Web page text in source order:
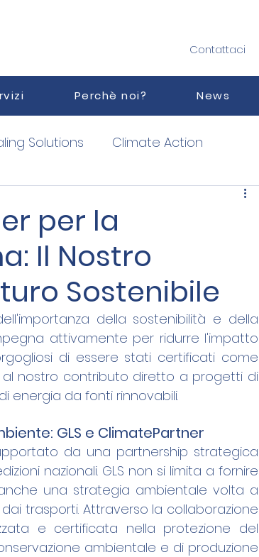
Contattaci
Perchè noi? News
Solutions Climate Action
per la
Il Nostro
Sostenibile
della sostenibilità e della
attivamente per ridurre l'impatto
di essere stati certificati come
al nostro contributo diretto a progetti di
energia da fonti rinnovabili.
GLS e ClimatePartner
da una partnership strategica
nazionali. GLS non si limita a fornire
una strategia ambientale volta a
trasporti. Attraverso la collaborazione
e certificata nella protezione del
ambientale e di produzione